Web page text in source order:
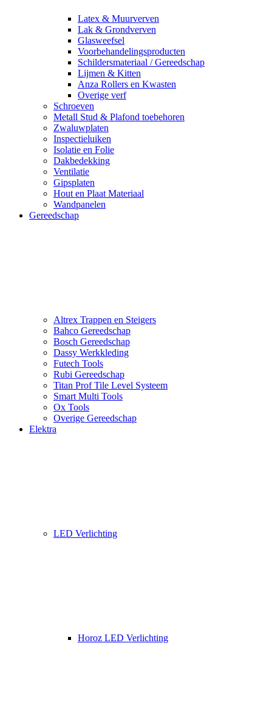
Latex & Muurverven
Lak & Grondverven
Glasweefsel
Voorbehandelingsproducten
Schildersmateriaal / Gereedschap
Lijmen & Kitten
Anza Rollers en Kwasten
Overige verf
Schroeven
Metall Stud & Plafond toebehoren
Zwaluwplaten
Inspectieluiken
Isolatie en Folie
Dakbedekking
Ventilatie
Gipsplaten
Hout en Plaat Materiaal
Wandpanelen
Gereedschap
Altrex Trappen en Steigers
Bahco Gereedschap
Bosch Gereedschap
Dassy Werkkleding
Futech Tools
Rubi Gereedschap
Titan Prof Tile Level Systeem
Smart Multi Tools
Ox Tools
Overige Gereedschap
Elektra
LED Verlichting
Horoz LED Verlichting